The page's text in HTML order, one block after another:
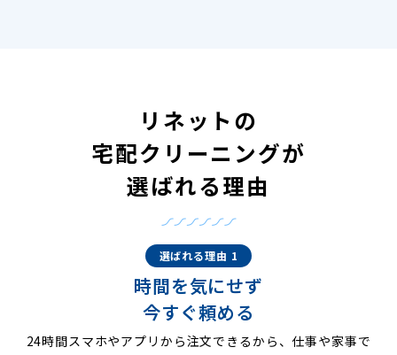
リネットの
宅配クリーニングが
選ばれる理由
選ばれる理由 1
時間を気にせず
今すぐ頼める
24時間スマホやアプリから注文できるから、仕事や家事で